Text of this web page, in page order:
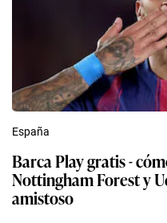
España
Barca Play gratis -
Nottingham Forest y
amistoso